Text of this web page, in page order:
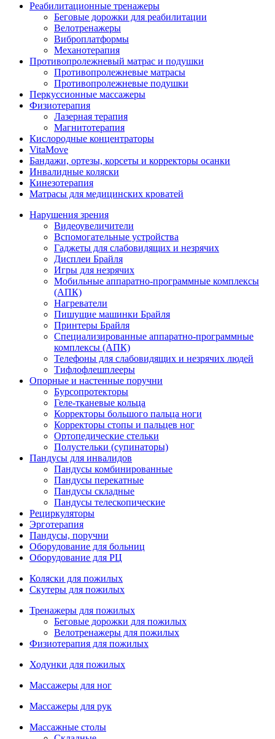
Реабилитационные тренажеры
Беговые дорожки для реабилитации
Велотренажеры
Виброплатформы
Механотерапия
Противопролежневый матрас и подушки
Противопролежневые матрасы
Противопролежневые подушки
Перкуссионные массажеры
Физиотерапия
Лазерная терапия
Магнитотерапия
Кислородные концентраторы
VitaMove
Бандажи, ортезы, корсеты и корректоры осанки
Инвалидные коляски
Кинезотерапия
Матрасы для медицинских кроватей
Нарушения зрения
Видеоувеличители
Вспомогательные устройства
Гаджеты для слабовидящих и незрячих
Дисплеи Брайля
Игры для незрячих
Мобильные аппаратно-программные комплексы
(АПК)
Нагреватели
Пишущие машинки Брайля
Принтеры Брайля
Специализированные аппаратно-программные
комплексы (АПК)
Телефоны для слабовидящих и незрячих людей
Тифлофлешплееры
Опорные и настенные поручни
Бурсопротекторы
Геле-тканевые кольца
Корректоры большого пальца ноги
Корректоры стопы и пальцев ног
Ортопедические стельки
Полустельки (супинаторы)
Пандусы для инвалидов
Пандусы комбинированные
Пандусы перекатные
Пандусы складные
Пандусы телескопические
Рециркуляторы
Эрготерапия
Пандусы, поручни
Оборудование для больниц
Оборудование для РЦ
Коляски для пожилых
Скутеры для пожилых
Тренажеры для пожилых
Беговые дорожки для пожилых
Велотренажеры для пожилых
Физиотерапия для пожилых
Ходунки для пожилых
Массажеры для ног
Массажеры для рук
Массажные столы